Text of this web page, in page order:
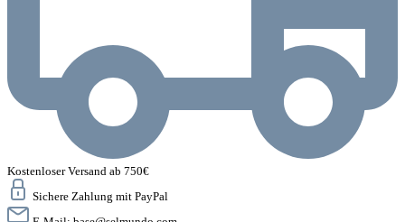
Kostenloser Versand ab 750€
Sichere Zahlung mit PayPal